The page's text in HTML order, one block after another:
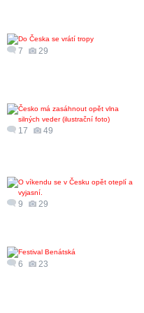
7 29
17 49
9 29
6 23